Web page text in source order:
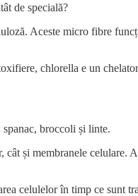
de specială?
Aceste micro fibre
chlorella e un
broccoli și linte.
și membranele celulare.
celulelor în timp ce sunt